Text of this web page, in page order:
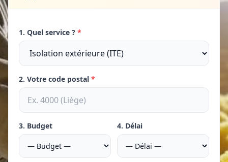
1. Quel service ? *
2. Votre code postal *
3. Budget 4. Délai